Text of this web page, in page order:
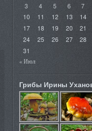
3
4 5 6 7
10
11 12 13 14
17
18 19 20 21
24
25 26 27 28
31
« Июл
Грибы Ирины